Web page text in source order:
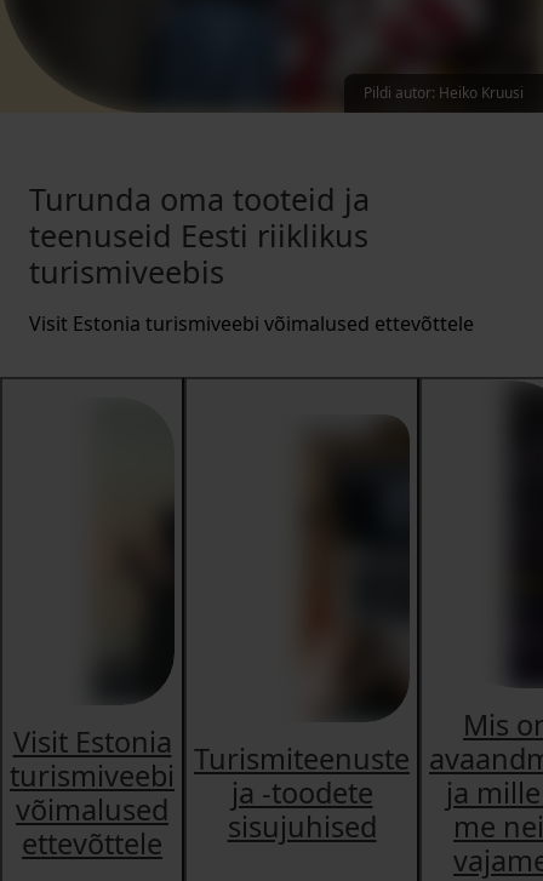
Pildi autor: Heiko Kruusi
Turunda oma tooteid ja
teenuseid Eesti riiklikus
turismiveebis
Visit Estonia turismiveebi võimalused ettevõttele
Visit Estonia
turismiveebi
võimalused
ettevõttele
Turismiteenuste
ja -toodete
sisujuhised
Mis
ja
me